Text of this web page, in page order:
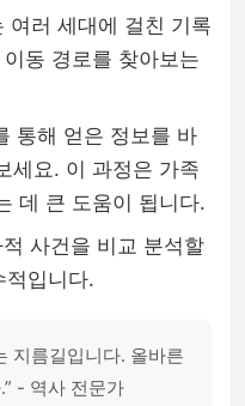
여러 세대에 걸친 기록
동 경로를 찾아보는
통해 얻은 정보를 바
세요. 이 과정은 가족
데 큰 도움이 됩니다.
사건을 비교 분석할
적입니다.
지름길입니다. 올바른
- 역사 전문가